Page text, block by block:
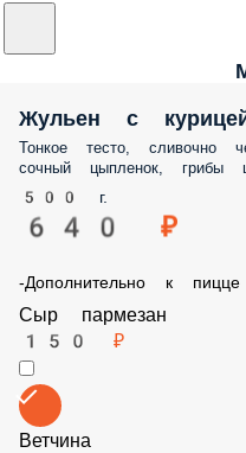
Жульен с курицей
Тонкое тесто, сливочно
цыпленок, грибы
500 г.
640 ₽
-Дополнительно к пицце
Сыр пармезан
150 ₽